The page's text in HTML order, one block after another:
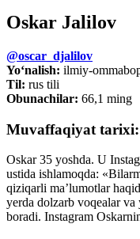
Oskar Jalilov
@oscar_djalilov
Yo‘nalish: ilmiy-
Til: rus tili
Obunachilar: 66,1 ming
Muvaffaqiyat tarixi:
Oskar 35 yoshda. U
ustida ishlamoqda:
qiziqarli ma’lumotlar
yerda dolzarb voqealar
boradi. Instagram